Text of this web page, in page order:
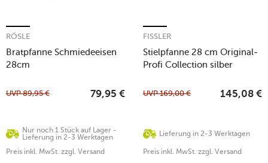
Bratpfanne Schmiedeeisen
28cm
RÖSLE
Nur noch 1 Stück auf Lager -
Lieferung in 2-3 Werktagen
UVP89,95 € 79,95 €
Preis inkl. MwSt. zzgl. Versand
Stielpfanne 28 cm Original-
Profi Collection silber
FISSLER
Lieferung in 2-3 Werktagen
UVP169,00 € 145,08 €
Preis inkl. MwSt. zzgl. Versand